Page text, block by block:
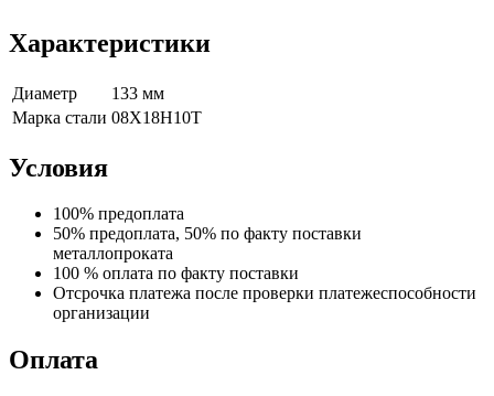
Характеристики
Диаметр
133 мм
Марка стали 08Х18Н10Т
Условия
100% предоплата
50% предоплата, 50% по факту поставки
металлопроката
100 % оплата по факту поставки
Отсрочка платежа после проверки платежеспособности
организации
Оплата